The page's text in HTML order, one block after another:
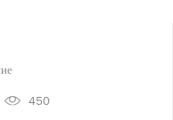
450